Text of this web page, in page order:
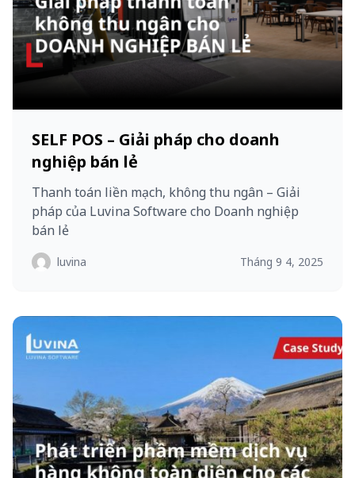
SELF POS – Giải pháp cho doanh
nghiệp bán lẻ
Thanh toán liền mạch, không thu ngân – Giải
pháp của Luvina Software cho Doanh nghiệp
bán lẻ
luvina Tháng 9 4, 2025